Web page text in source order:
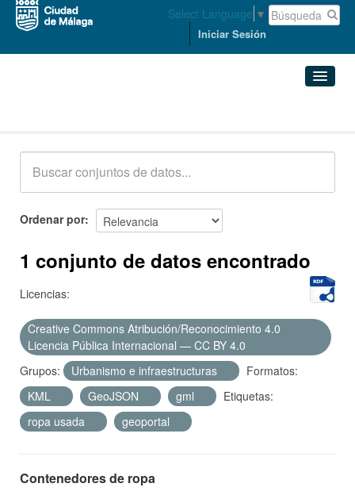
Select Language ▼
Iniciar Sesión
Acerca de
Ordenar por
1 conjunto de datos encontrado
Licencias:
Creative Commons Atribución/Reconocimiento 4.0
Licencia Pública Internacional — CC BY 4.0
Grupos:
Urbanismo e infraestructuras
Formatos:
KML
GeoJSON gml
Etiquetas:
ropa usada
geoportal
Contenedores de ropa